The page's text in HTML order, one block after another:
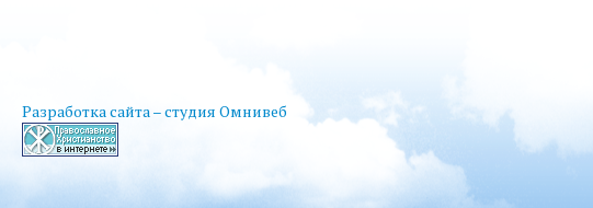
Разработка сайта – студия Омнивеб